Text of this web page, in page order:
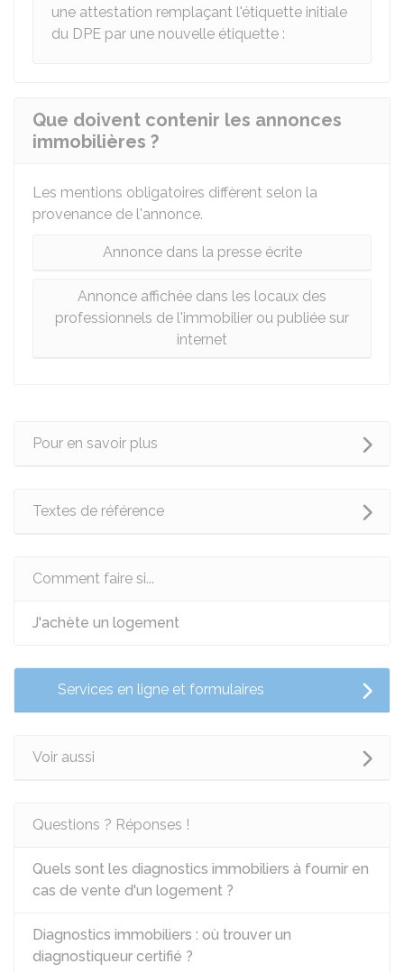
une attestation remplaçant l'étiquette initiale
du DPE par une nouvelle étiquette :
Que doivent contenir les annonces
immobilières ?
Les mentions obligatoires diffèrent selon la
provenance de l'annonce.
Annonce dans la presse écrite
Annonce affichée dans les locaux des
professionnels de l'immobilier ou publiée sur
internet
Pour en savoir plus
Textes de référence
Comment faire si...
J'achète un logement
Services en ligne et formulaires
Voir aussi
Questions ? Réponses !
Quels sont les diagnostics immobiliers à fournir en
cas de vente d'un logement ?
Diagnostics immobiliers : où trouver un
diagnostiqueur certifié ?